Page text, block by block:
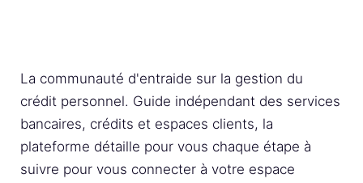
La communauté d'entraide sur la gestion du
crédit personnel. Guide indépendant des services
bancaires, crédits et espaces clients, la
plateforme détaille pour vous chaque étape à
suivre pour vous connecter à votre espace